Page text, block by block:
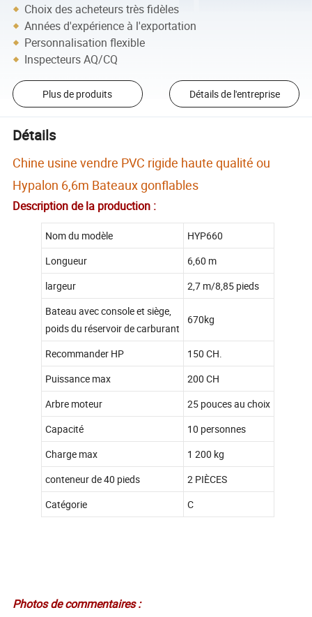
Choix des acheteurs très fidèles
Années d'expérience à l'exportation
Personnalisation flexible
Inspecteurs AQ/CQ
Plus de produits Détails de l'entreprise
Détails
Chine usine vendre PVC rigide haute qualité ou
Hypalon 6,6m Bateaux gonflables
Description de la production :
Nom du modèle
HYP660
Longueur
6,60 m
largeur
2,7 m/8,85 pieds
Bateau avec console et siège,
poids du réservoir de carburant
670kg
Recommander HP
150 CH.
Puissance max
200 CH
Arbre moteur
25 pouces au choix
Capacité
10 personnes
Charge max
1 200 kg
conteneur de 40 pieds
2 PIÈCES
Catégorie
C
Photos de commentaires :